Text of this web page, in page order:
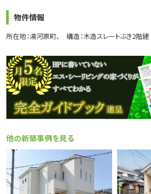
物件情報
所在地：湯河原町 構造：木造スレートぶき2階建
他の新築事例を見る